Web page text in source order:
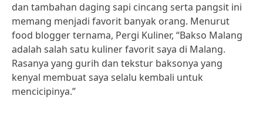
dan tambahan daging sapi cincang serta pangsit ini
memang menjadi favorit banyak orang. Menurut
food blogger ternama, Pergi Kuliner, “Bakso Malang
adalah salah satu kuliner favorit saya di Malang.
Rasanya yang gurih dan tekstur baksonya yang
kenyal membuat saya selalu kembali untuk
mencicipinya.”